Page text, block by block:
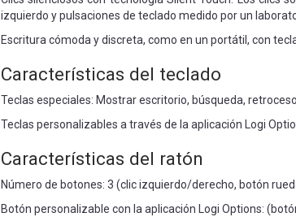
izquierdo y pulsaciones de teclado medido por un
Escritura cómoda y discreta, como en un portátil, con
Características del teclado
Teclas especiales: Mostrar escritorio, búsqueda,
Teclas personalizables a través de la aplicación Logi
Características del ratón
Número de botones: 3 (clic izquierdo/derecho, botón
Botón personalizable con la aplicación Logi Options: